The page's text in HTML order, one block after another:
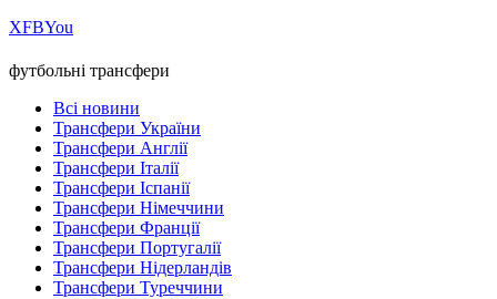
ХFBYou
футбольні трансфери
Всі новини
Трансфери України
Трансфери Англії
Трансфери Італії
Трансфери Іспанії
Трансфери Німеччини
Трансфери Франції
Трансфери Португалії
Трансфери Нідерландів
Трансфери Туреччини